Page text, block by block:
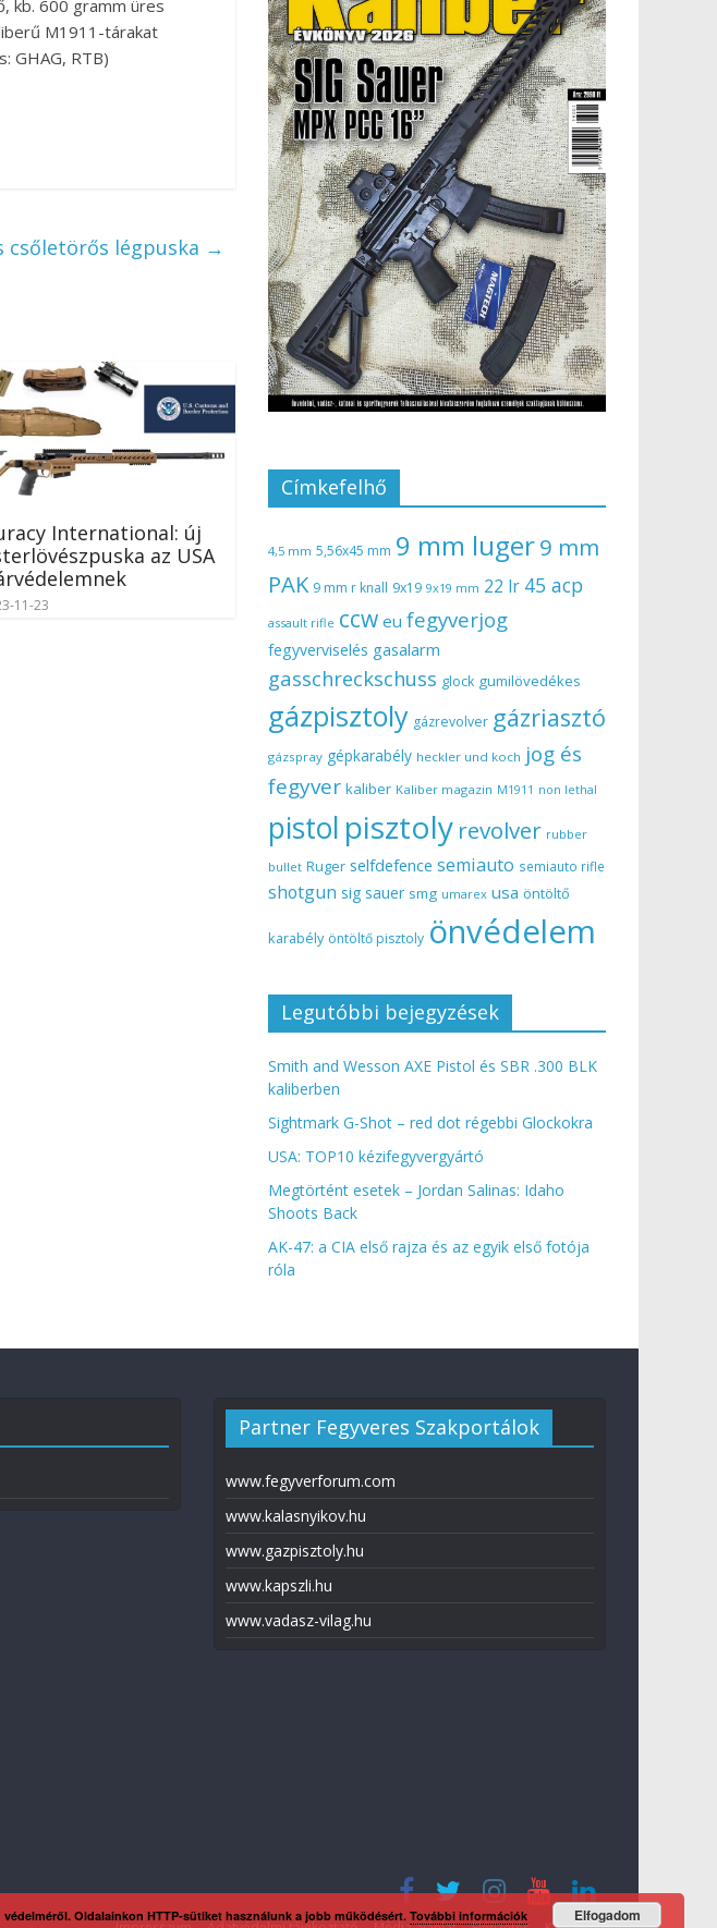
kb. 600 gramm üres
M1911-tárakat
GHAG, RTB)
csőletörős légpuska →
International: új
az USA
11-23
Címkefelhő
4,5 mm 5,56x45 mm 9 mm luger9 mm
PAK 9 mm r knall 9x19 9x19 mm 22 lr 45 acp
assault rifle ccw eu fegyverjog
fegyverviselés gasalarm
gasschreckschuss glock gumilövedékes
gázpisztoly gázrevolver gázriasztó
gázspray gépkarabély heckler und koch jog és
fegyver kaliber Kaliber magazin M1911 non lethal
pistol pisztoly revolver rubber
bullet Ruger selfdefence semiauto semiauto rifle
shotgun sig sauer smg umarex usa öntöltő
karabély öntöltő pisztoly önvédelem
Legutóbbi bejegyzések
Smith and Wesson AXE Pistol és SBR .300 BLK
kaliberben
Sightmark G-Shot – red dot régebbi Glockokra
USA: TOP10 kézifegyvergyártó
Megtörtént esetek – Jordan Salinas: Idaho
Shoots Back
AK-47: a CIA első rajza és az egyik első fotója
róla
Partner Fegyveres Szakportálok
www.fegyverforum.com
www.kalasnyikov.hu
www.gazpisztoly.hu
www.kapszli.hu
www.vadasz-vilag.hu
Oldalainkon HTTP-sütiket használunk a jobb működésért.További információk Elfogadom